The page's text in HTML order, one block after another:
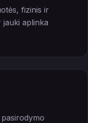
fizinis ir
jauki aplinka